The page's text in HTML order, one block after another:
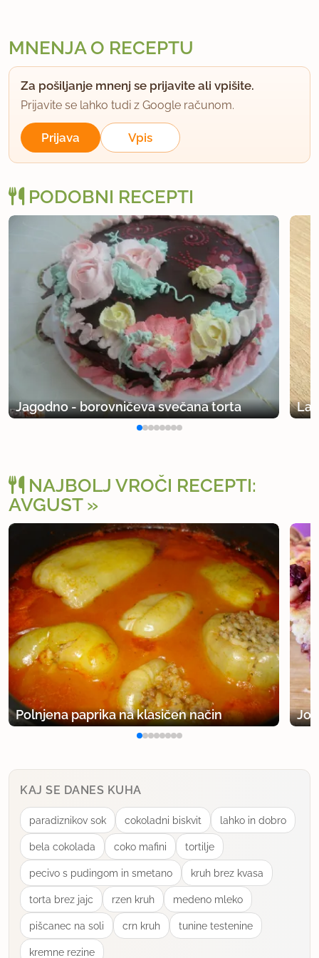
MNENJA O RECEPTU
Za pošiljanje mnenj se prijavite ali vpišite.
Prijavite se lahko tudi z Google računom.
Prijava Vpis
PODOBNI RECEPTI
Jagodno - borovničeva svečana torta
NAJBOLJ VROČI RECEPTI:
AVGUST
Polnjena paprika na klasičen način
KAJ SE DANES KUHA
paradiznikov sok cokoladni biskvit lahko in dobro
bela cokolada coko mafini tortilje
pecivo s pudingom in smetano kruh brez kvasa
torta brez jajc rzen kruh medeno mleko
pišcanec na soli crn kruh tunine testenine
kremne rezine